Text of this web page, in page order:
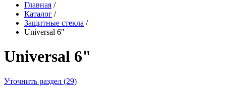
Главная /
Каталог /
Защитные стекла /
Universal 6"
Universal 6"
Уточнить раздел (29)